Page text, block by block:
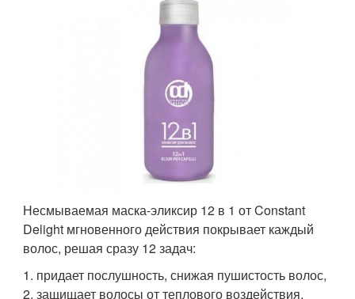
Несмываемая маска-эликсир 12 в 1 от Constant
Delight мгновенного действия покрывает каждый
волос, решая сразу 12 задач:
1. придает послушность, снижая пушистость волос,
2. защищает волосы от теплового воздействия,